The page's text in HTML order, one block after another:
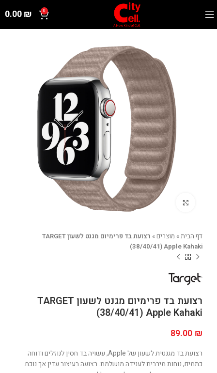
0
0.00₪
Click to enlarge
דף הבית» מוצרים»
רצועת בד פרימיום מגנט לשעון TARGET
(38/40/41) Apple Kahaki
רצועת בד פרימיום מגנט לשעון TARGET
(38/40/41) Apple Kahaki
89.00 ₪
רצועת בד מגנטית לשעון של Apple, עשויה בד חסין לנוזלים ודוחה
כתמים, נוחות מירבית לענידה מושלמת. רצועה בעיצוב עדין אך נוכח.